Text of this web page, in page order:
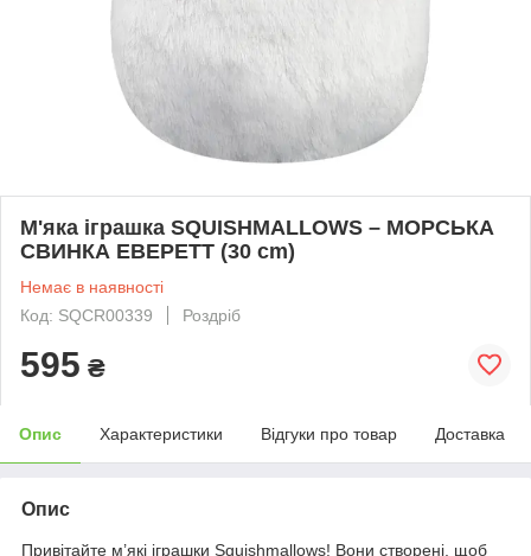
М'яка іграшка SQUISHMALLOWS – МОРСЬКА
СВИНКА ЕВЕРЕТТ (30 cm)
Немає в наявності
Код: SQCR00339
Роздріб
595 ₴
Опис Характеристики Відгуки про товар Доставка
Опис
Привітайте м’які іграшки Squishmallows! Вони створені, щоб